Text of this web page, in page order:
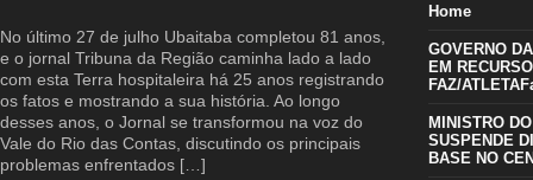
No último 27 de julho Ubaitaba completou 81 anos,
e o jornal Tribuna da Região caminha lado a lado
com esta Terra hospitaleira há 25 anos registrando
os fatos e mostrando a sua história. Ao longo
desses anos, o Jornal se transformou na voz do
Vale do Rio das Contas, discutindo os principais
problemas enfrentados […]
Home
GOVERNO
EM
FAZ/
MINISTRO
SUSPENDE
BASE NO